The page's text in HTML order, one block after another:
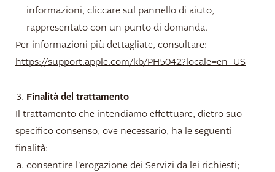
informazioni, cliccare sul pannello di aiuto,
rappresentato con un punto di domanda.
Per informazioni più dettagliate, consultare:
https://support.apple.com/kb/PH5042?locale=en_US
Finalità del trattamento
Il trattamento che intendiamo effettuare, dietro suo
specifico consenso, ove necessario, ha le seguenti
finalità:
consentire l'erogazione dei Servizi da lei richiesti;